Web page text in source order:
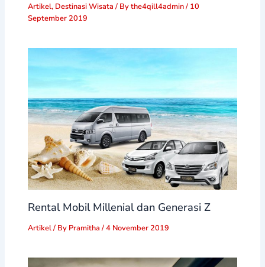
Artikel, Destinasi Wisata/ Bythe4qill4admin/ 10
September 2019
Rental Mobil Millenial dan Generasi Z
Artikel/ By Pramitha/4 November 2019